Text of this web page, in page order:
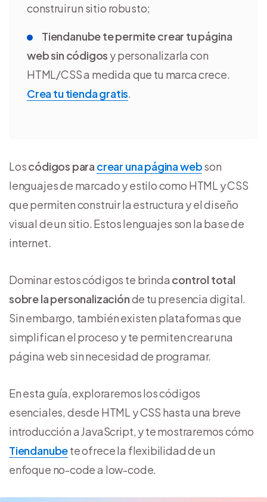
construir un sitio robusto;
Tiendanube te permite crear tu página
web sin códigos y personalizarla con
HTML/CSS a medida que tu marca crece.
Crea tu tienda gratis.
Loscódigos para crear una página webson
lenguajes de marcado y estilo como HTML y CSS
que permiten construir la estructura y el diseño
visual de un sitio. Estos lenguajes son la base de
internet.
Dominar estos códigos te brinda control total
sobre la personalizaciónde tu presencia digital.
Sin embargo, también existen plataformas que
simplifican el proceso y te permiten crear una
página web sin necesidad de programar.
En esta guía, exploraremos los códigos
esenciales, desde HTML y CSS hasta una breve
introducción a JavaScript, y te mostraremos cómo
Tiendanubete ofrece la flexibilidad de un
enfoque no-code a low-code.